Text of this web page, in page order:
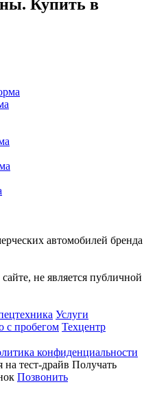
Купить в
автомобилей бренда
не является публичной
Услуги
с пробегом Техцентр
конфиденциальности
на тест-драйв Получать
Позвонить